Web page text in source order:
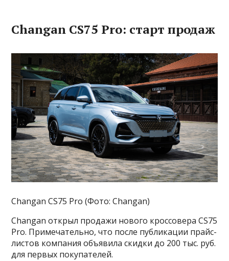
Changan CS75 Pro: старт продаж
Changan CS75 Pro (Фото: Changan)
Changan открыл продажи нового кроссовера CS75
Pro. Примечательно, что после публикации прайс-
листов компания объявила скидки до 200 тыс. руб.
для первых покупателей.